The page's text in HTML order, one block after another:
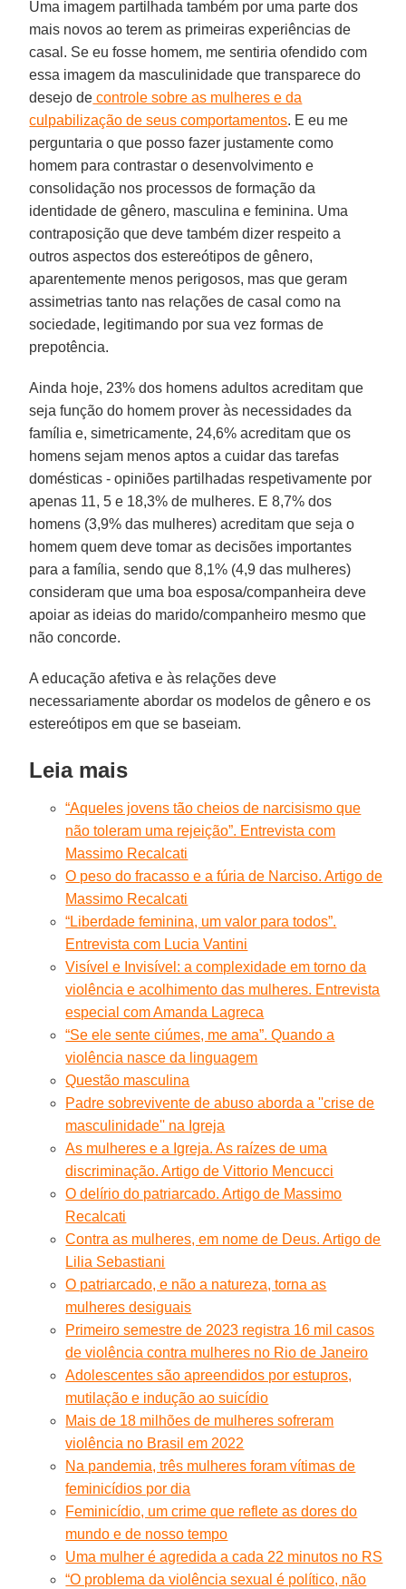
Uma imagem partilhada também por uma parte dos
mais novos ao terem as primeiras experiências de
casal. Se eu fosse homem, me sentiria ofendido com
essa imagem da masculinidade que transparece do
desejo de controle sobre as mulheres e da
culpabilização de seus comportamentos. E eu me
perguntaria o que posso fazer justamente como
homem para contrastar o desenvolvimento e
consolidação nos processos de formação da
identidade de gênero, masculina e feminina. Uma
contraposição que deve também dizer respeito a
outros aspectos dos estereótipos de gênero,
aparentemente menos perigosos, mas que geram
assimetrias tanto nas relações de casal como na
sociedade, legitimando por sua vez formas de
prepotência.
Ainda hoje, 23% dos homens adultos acreditam que
seja função do homem prover às necessidades da
família e, simetricamente, 24,6% acreditam que os
homens sejam menos aptos a cuidar das tarefas
domésticas - opiniões partilhadas respetivamente por
apenas 11, 5 e 18,3% de mulheres. E 8,7% dos
homens (3,9% das mulheres) acreditam que seja o
homem quem deve tomar as decisões importantes
para a família, sendo que 8,1% (4,9 das mulheres)
consideram que uma boa esposa/companheira deve
apoiar as ideias do marido/companheiro mesmo que
não concorde.
A educação afetiva e às relações deve
necessariamente abordar os modelos de gênero e os
estereótipos em que se baseiam.
Leia mais
“Aqueles jovens tão cheios de narcisismo que
não toleram uma rejeição”. Entrevista com
Massimo Recalcati
O peso do fracasso e a fúria de Narciso. Artigo de
Massimo Recalcati
“Liberdade feminina, um valor para todos”.
Entrevista com Lucia Vantini
Visível e Invisível: a complexidade em torno da
violência e acolhimento das mulheres. Entrevista
especial com Amanda Lagreca
“Se ele sente ciúmes, me ama”. Quando a
violência nasce da linguagem
Questão masculina
Padre sobrevivente de abuso aborda a ''crise de
masculinidade'' na Igreja
As mulheres e a Igreja. As raízes de uma
discriminação. Artigo de Vittorio Mencucci
O delírio do patriarcado. Artigo de Massimo
Recalcati
Contra as mulheres, em nome de Deus. Artigo de
Lilia Sebastiani
O patriarcado, e não a natureza, torna as
mulheres desiguais
Primeiro semestre de 2023 registra 16 mil casos
de violência contra mulheres no Rio de Janeiro
Adolescentes são apreendidos por estupros,
mutilação e indução ao suicídio
Mais de 18 milhões de mulheres sofreram
violência no Brasil em 2022
Na pandemia, três mulheres foram vítimas de
feminicídios por dia
Feminicídio, um crime que reflete as dores do
mundo e de nosso tempo
Uma mulher é agredida a cada 22 minutos no RS
“O problema da violência sexual é político, não